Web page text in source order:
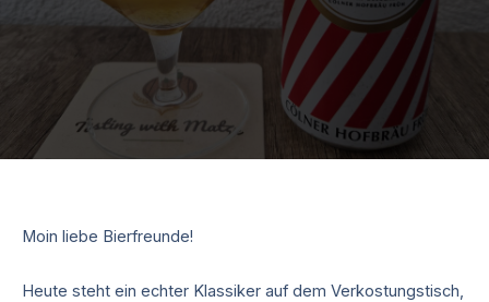
Moin liebe Bierfreunde!
Heute steht ein echter Klassiker auf dem Verkostungstisch,